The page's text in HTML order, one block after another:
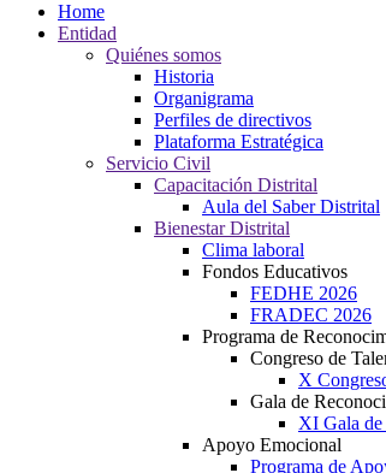
Home
Entidad
Quiénes somos
Historia
Organigrama
Perfiles de directivos
Plataforma Estratégica
Servicio Civil
Capacitación Distrital
Aula del Saber Distrital
Bienestar Distrital
Clima laboral
Fondos Educativos
FEDHE 2026
FRADEC 2026
Programa de
Congreso de
X
Gala de
XI Gala
Apoyo Emocional
Programa de